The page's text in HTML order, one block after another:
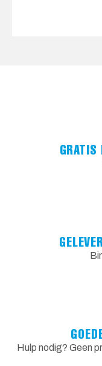
GRATIS
Hulp nodig? Geen